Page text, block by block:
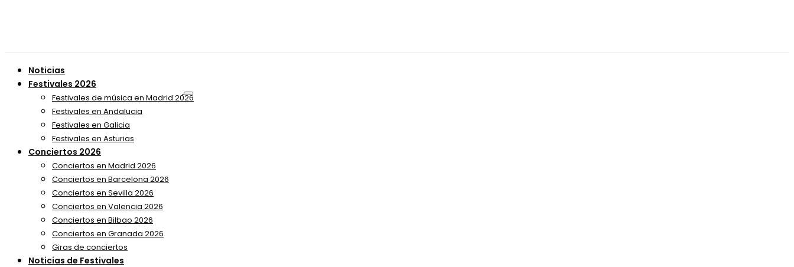
Noticias
Festivales 2026
Festivales de música en Madrid 2026
Festivales en Andalucia
Festivales en Galicia
Festivales en Asturias
Conciertos 2026
Conciertos en Madrid 2026
Conciertos en Barcelona 2026
Conciertos en Sevilla 2026
Conciertos en Valencia 2026
Conciertos en Bilbao 2026
Conciertos en Granada 2026
Giras de conciertos
Noticias de Festivales